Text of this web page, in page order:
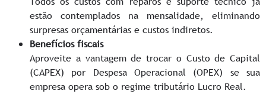
estão contemplados na mensalidade, eliminando
surpresas orçamentárias e custos indiretos.
Benefícios fiscais
Aproveite a vantagem de trocar o Custo de Capital
(CAPEX) por Despesa Operacional (OPEX) se sua
empresa opera sob o regime tributário Lucro Real.